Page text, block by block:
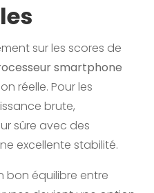
sur les scores de
smartphone
réelle. Pour les
brute,
sûre avec des
excellente stabilité.
bon équilibre entre